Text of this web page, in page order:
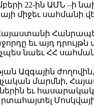
22-ին ԱՄՆ
միջեւ սահմանի
եւ այդ
նաեւ ՀՀ
Ազգային
մարմնի,
եւ